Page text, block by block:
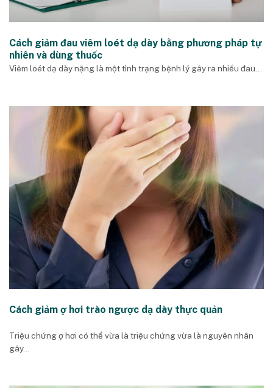
Cách giảm đau viêm loét dạ dày bằng phương pháp tự
nhiên và dùng thuốc
Viêm loét dạ dày nặng là một tình trạng bệnh lý gây ra nhiều đau...
Cách giảm ợ hơi trào ngược dạ dày thực quản
Triệu chứng ợ hơi có thể vừa là triệu chứng vừa là nguyên nhân
gây...